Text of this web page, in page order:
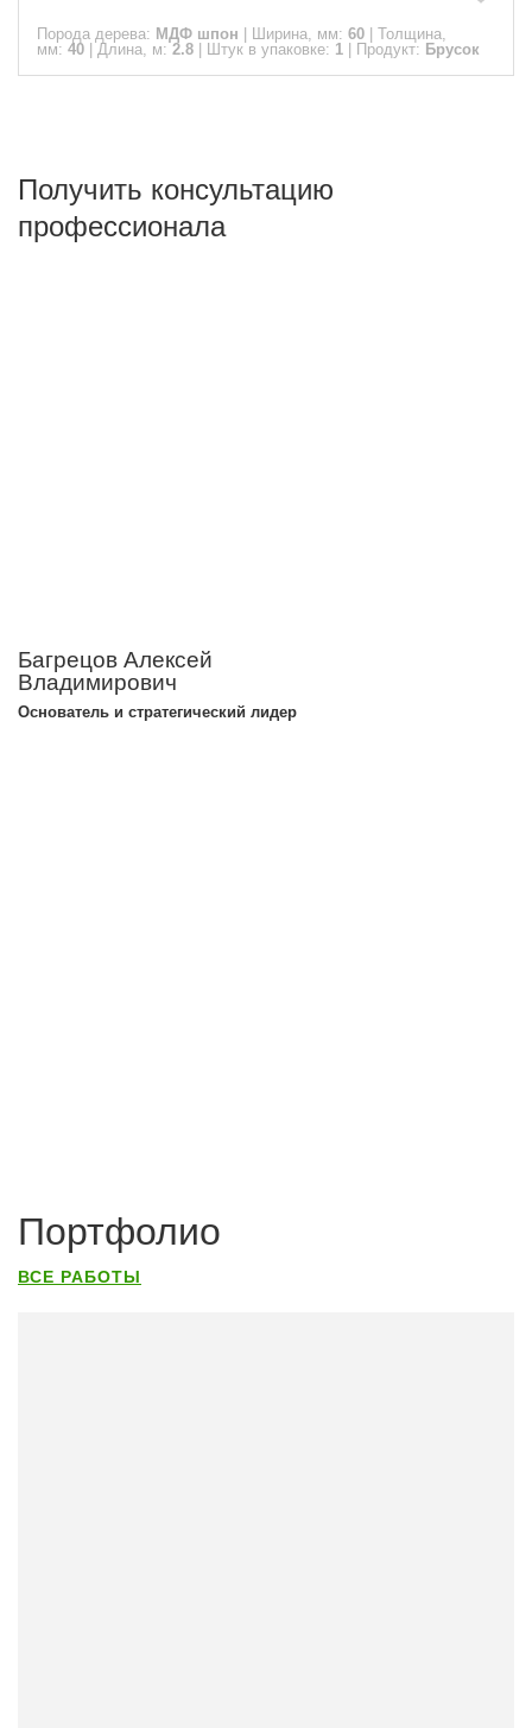
Порода дерева: МДФ шпон Ширина, мм: 60
Толщина,
мм: 40 Длина, м: 2.8 Штук в упаковке: 1 Продукт: Брусок
Получить консультацию
профессионала
Багрецов Алексей
Владимирович
Основатель и стратегический лидер
Портфолио
ВСЕ РАБОТЫ